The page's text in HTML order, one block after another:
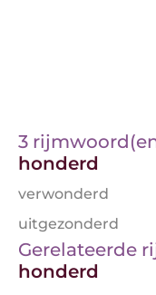
3
honderd
verwonderd
uitgezonderd
Gerelateerde
honderd